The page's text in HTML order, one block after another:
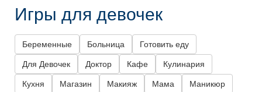
Игры для девочек
Беременные Больница Готовить еду
Для Девочек Доктор Кафе Кулинария
Кухня Магазин Макияж Мама Маникюр